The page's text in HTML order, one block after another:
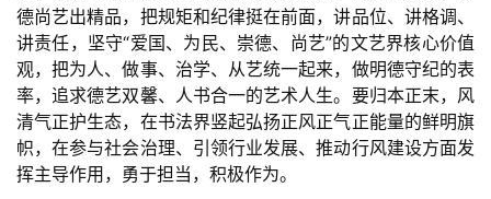
德尚艺出精品，把规矩和纪律挺在前面，讲品位、讲格调、
讲责任，坚守“爱国、为民、崇德、尚艺”的文艺界核心价值
观，把为人、做事、治学、从艺统一起来，做明德守纪的表
率，追求德艺双馨、人书合一的艺术人生。要归本正末，风
清气正护生态，在书法界竖起弘扬正风正气正能量的鲜明旗
帜，在参与社会治理、引领行业发展、推动行风建设方面发
挥主导作用，勇于担当，积极作为。